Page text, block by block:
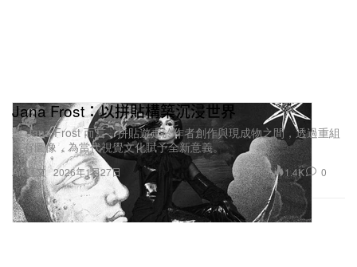
Art 藝文
Jana Frost：以拼貼構築沉浸世界
對 Jana Frost 而言，拼貼遊走於作者創作與現成物之間，透過重組
既有圖像，為當代視覺文化賦予全新意義。
2026年1月27日 1.4K 0